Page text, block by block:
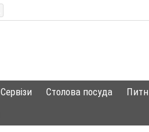
Сервізи Столова посуда